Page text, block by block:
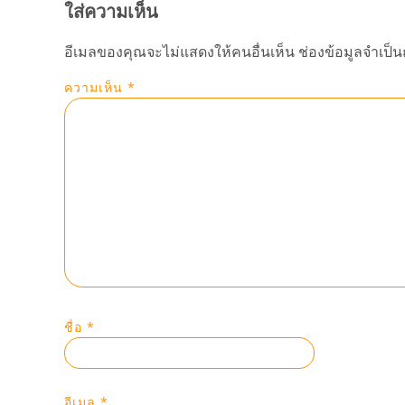
ใส่ความเห็น
อีเมลของคุณจะไม่แสดงให้คนอื่นเห็น ช่องข้อมูลจำเป็
ความเห็น *
ชื่อ *